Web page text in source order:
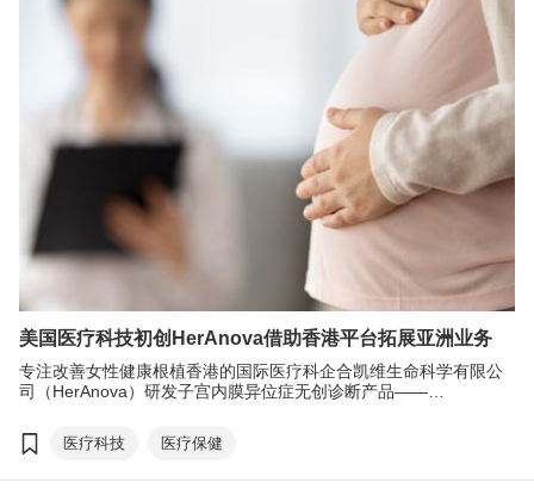
美国医疗科技初创HerAnova借助香港平台拓展亚洲业务
专注改善女性健康根植香港的国际医疗科企合凯维生命科学有限公
司（HerAnova）研发子宫内膜异位症无创诊断产品——
性检查带给患者的风险和痛苦。香港是许多国际机构首选的融资平
台，公司成功在香港完成上一轮融资，未来将持续加大在香港的投
医疗科技 医疗保健